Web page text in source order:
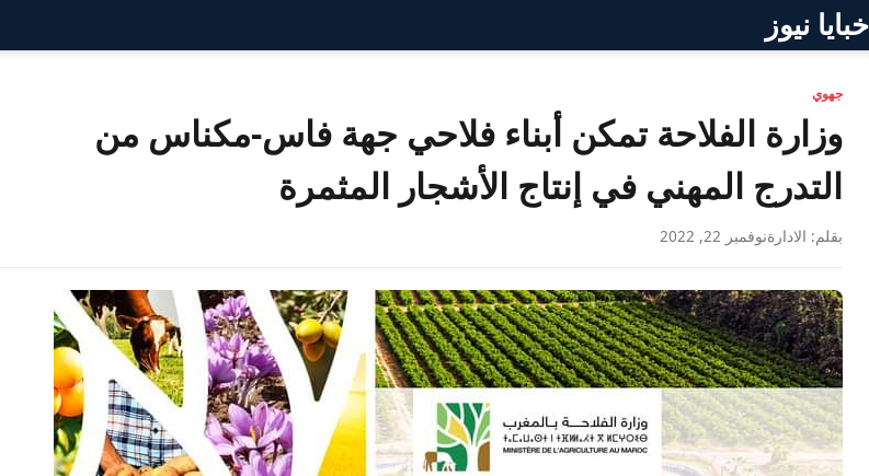
خبايا نيوز
جهوي
وزارة الفلاحة تمكن أبناء فلاحي جهة فاس-مكناس من
التدرج المهني في إنتاج الأشجار المثمرة
بقلم: الادارةنوفمبر 22, 2022